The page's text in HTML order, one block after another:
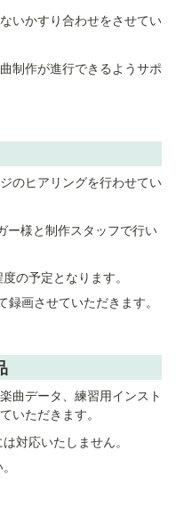
いかすり合わせをさせてい
制作が進行できるようサポ
のヒアリングを行わせてい
ー様と制作スタッフで行い
の予定となります。
画させていただきます。
曲データ、練習用インスト
いただきます。
対応いたしません。